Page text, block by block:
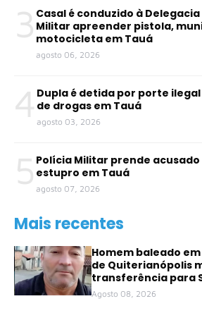
3 Casal é conduzido à
Militar apreender pistola,
motocicleta em Tauá
agosto 06, 2026
4 Dupla é detida por porte
de drogas em Tauá
agosto 03, 2026
5 Polícia Militar prende
estupro em Tauá
agosto 07, 2026
Mais recentes
Homem baleado
de Quiterianópolis
transferência para
Agosto 08, 2026